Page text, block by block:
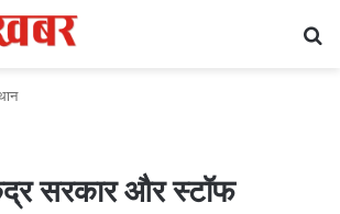
सरकार और स्टॉफ